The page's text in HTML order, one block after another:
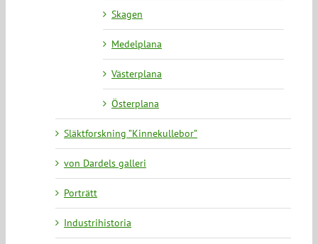
Skagen
Medelplana
Västerplana
Österplana
Släktforskning ”Kinnekullebor”
von Dardels galleri
Porträtt
Industrihistoria